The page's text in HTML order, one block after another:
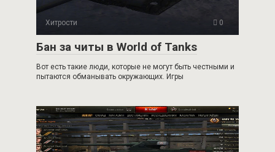
Хитрости 0
Бан за читы в World of Tanks
Вот есть такие люди, которые не могут быть честными и
пытаются обманывать окружающих. Игры